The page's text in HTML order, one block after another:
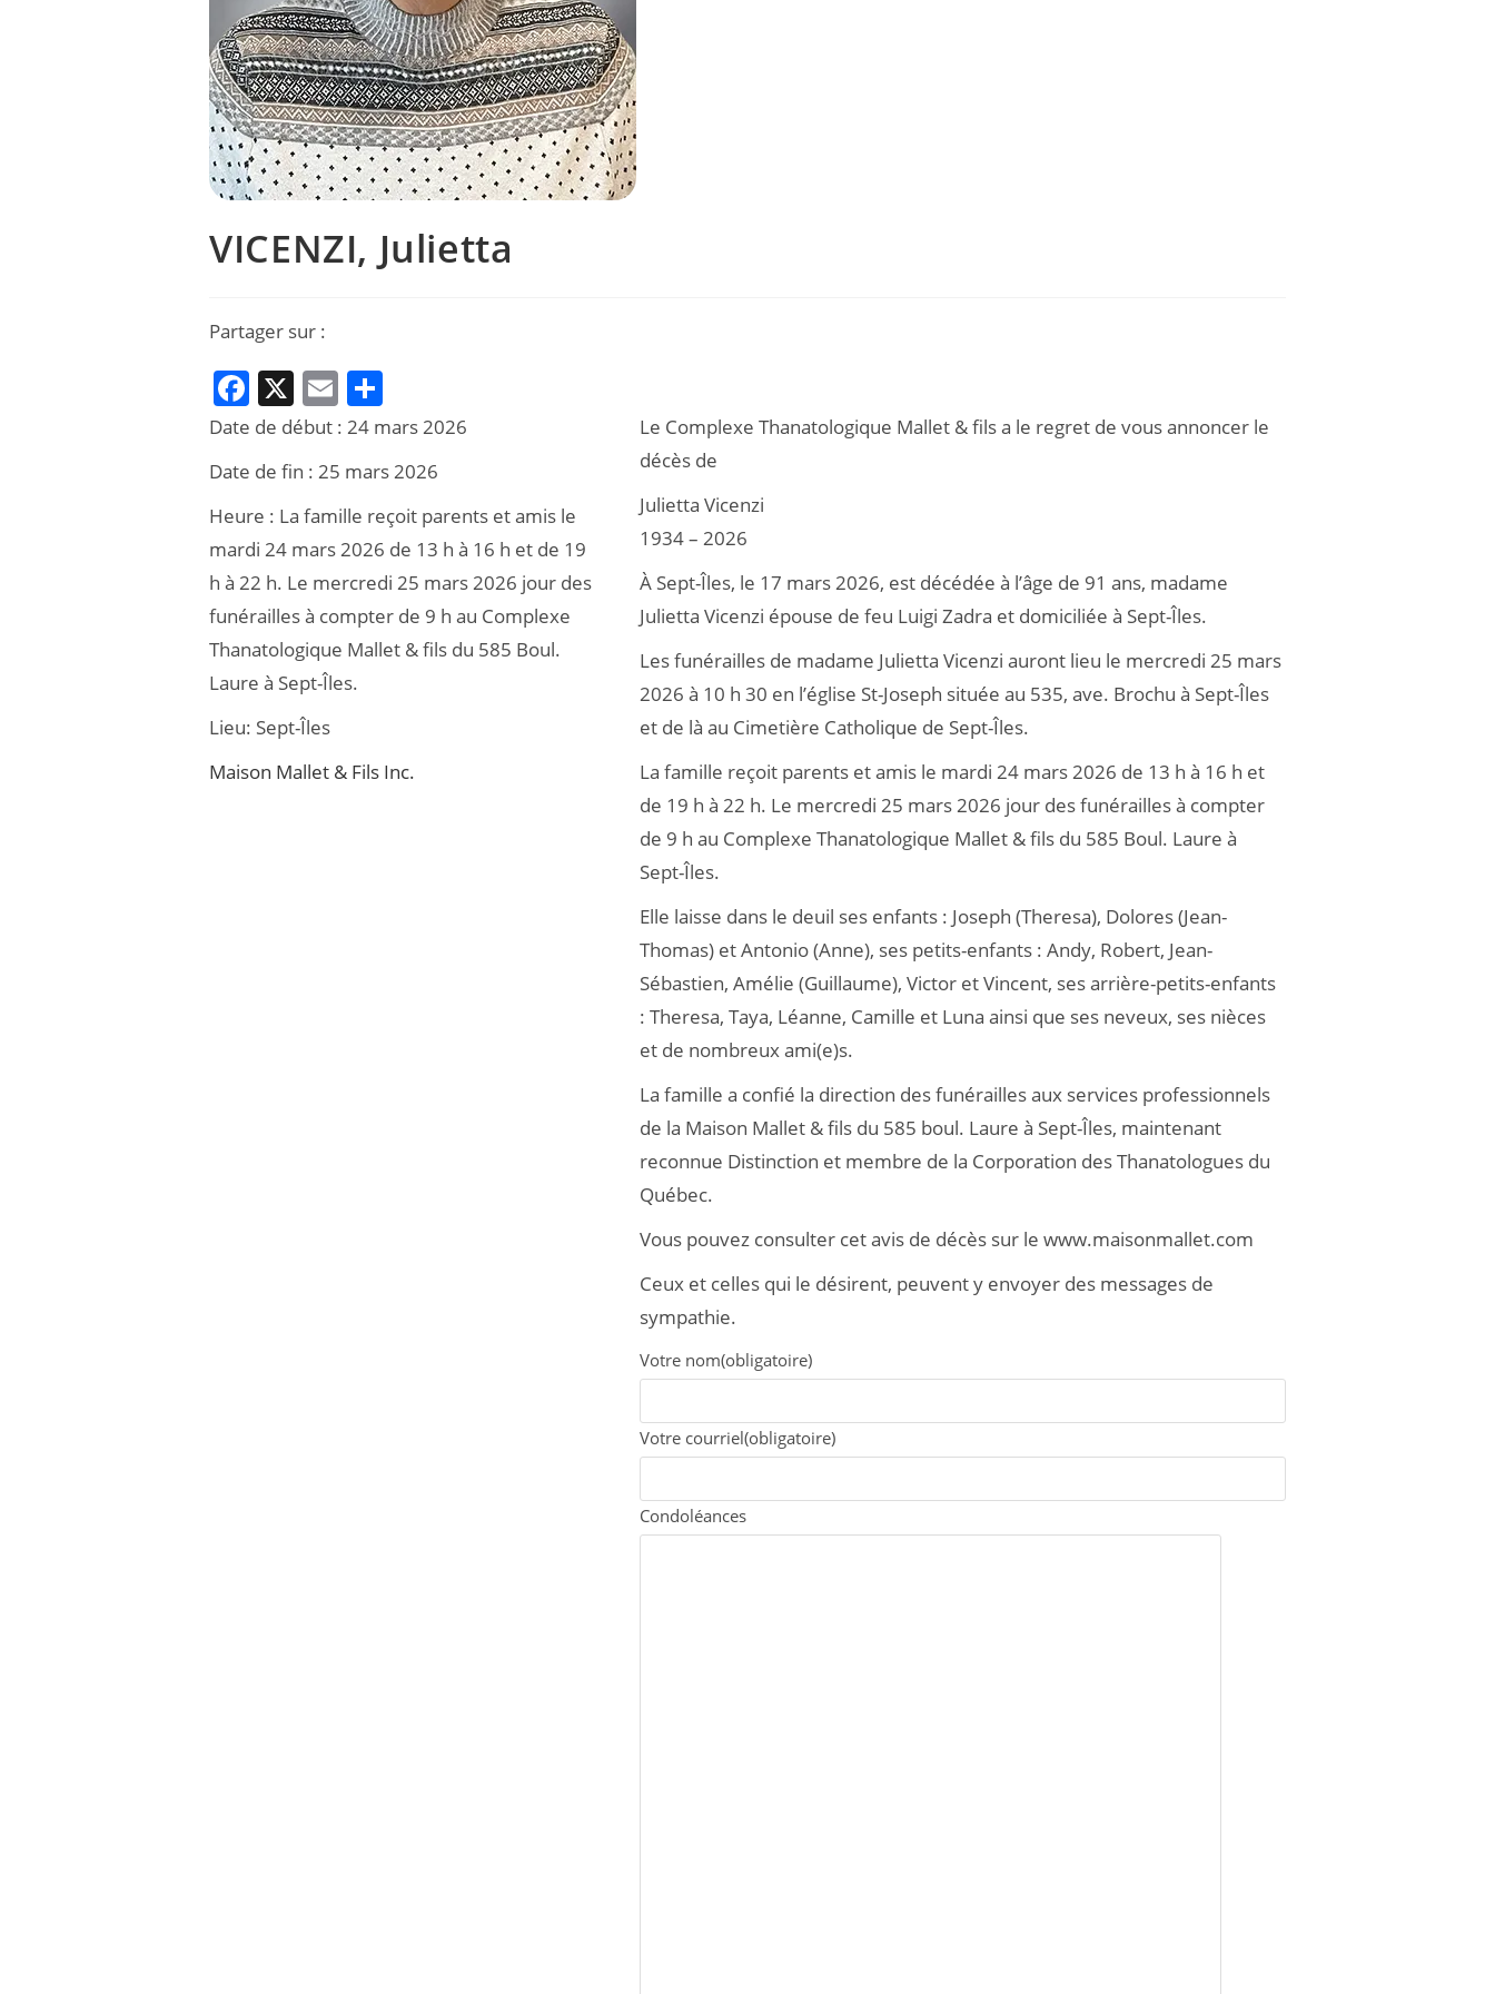
VICENZI, Julietta
Partager sur :
F
a
c
e
b
o
o
k
X E
m
ai
l
ar
ta
g
er
Date de début :24 mars 2026
Date de fin :25 mars 2026
Heure : La famille reçoit parents et amis le
mardi 24 mars 2026 de 13 h à 16 h et de 19
h à 22 h. Le mercredi 25 mars 2026 jour des
funérailles à compter de 9 h au Complexe
Thanatologique Mallet & fils du 585 Boul.
Laure à Sept-Îles.
Lieu: Sept-Îles
Maison Mallet & Fils Inc.
Le Complexe Thanatologique Mallet & fils a le regret de vous annoncer le
décès de
Julietta Vicenzi
1934 – 2026
À Sept-Îles, le 17 mars 2026, est décédée à l’âge de 91 ans, madame
Julietta Vicenzi épouse de feu Luigi Zadra et domiciliée à Sept-Îles.
Les funérailles de madame Julietta Vicenzi auront lieu le mercredi 25 mars
2026 à 10 h 30 en l’église St-Joseph située au 535, ave. Brochu à Sept-Îles
et de là au Cimetière Catholique de Sept-Îles.
La famille reçoit parents et amis le mardi 24 mars 2026 de 13 h à 16 h et
de 19 h à 22 h. Le mercredi 25 mars 2026 jour des funérailles à compter
de 9 h au Complexe Thanatologique Mallet & fils du 585 Boul. Laure à
Sept-Îles.
Elle laisse dans le deuil ses enfants : Joseph (Theresa), Dolores (Jean-
Thomas) et Antonio (Anne), ses petits-enfants : Andy, Robert, Jean-
Sébastien, Amélie (Guillaume), Victor et Vincent, ses arrière-petits-enfants
: Theresa, Taya, Léanne, Camille et Luna ainsi que ses neveux, ses nièces
et de nombreux ami(e)s.
La famille a confié la direction des funérailles aux services professionnels
de la Maison Mallet & fils du 585 boul. Laure à Sept-Îles, maintenant
reconnue Distinction et membre de la Corporation des Thanatologues du
Québec.
Vous pouvez consulter cet avis de décès sur le www.maisonmallet.com
Ceux et celles qui le désirent, peuvent y envoyer des messages de
sympathie.
Votre nom(obligatoire)
Votre courriel(obligatoire)
Condoléances